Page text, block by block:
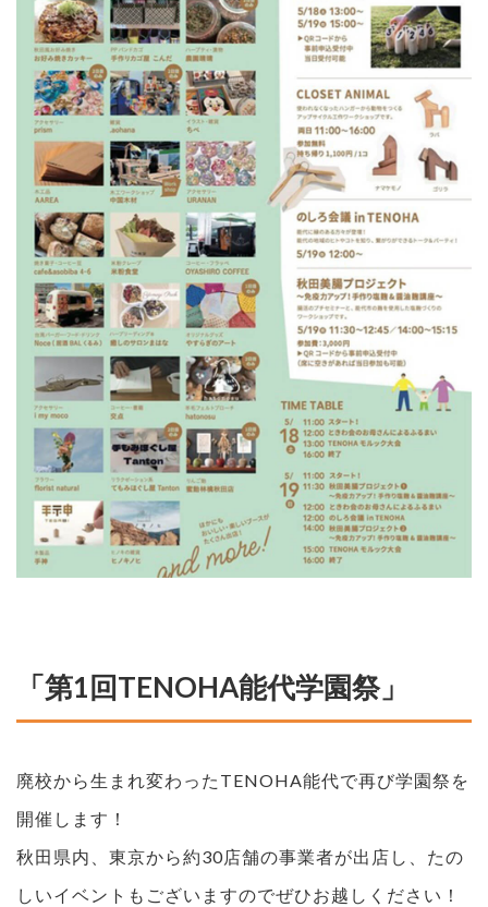
「第1回TENOHA能代学園祭」
廃校から生まれ変わったTENOHA能代で再び学園祭を
開催します！
秋田県内、東京から約30店舗の事業者が出店し、たの
しいイベントもございますのでぜひお越しください！